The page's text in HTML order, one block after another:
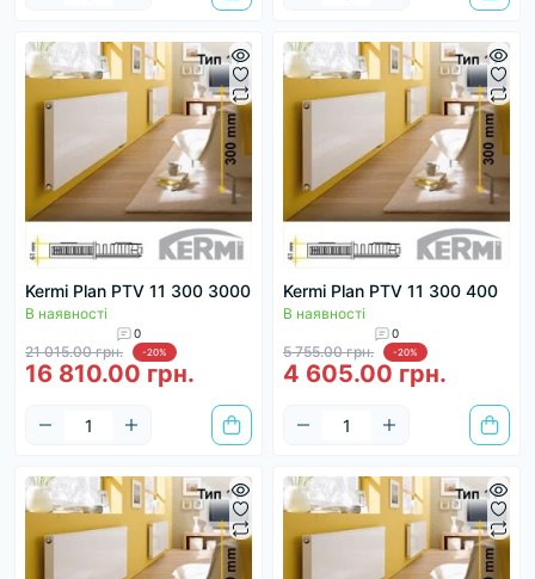
Kermi Plan PTV 11 300 3000
В наявності
0
21 015.00 грн. -20%
16 810.00 грн.
Kermi Plan PTV 11 300 400
В наявності
0
5 755.00 грн. -20%
4 605.00 грн.